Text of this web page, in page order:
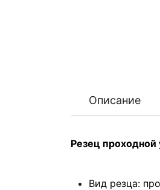
Описание
Резец
Вид резца: